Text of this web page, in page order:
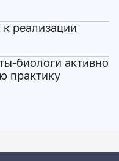
к реализации
биологи активно
практику